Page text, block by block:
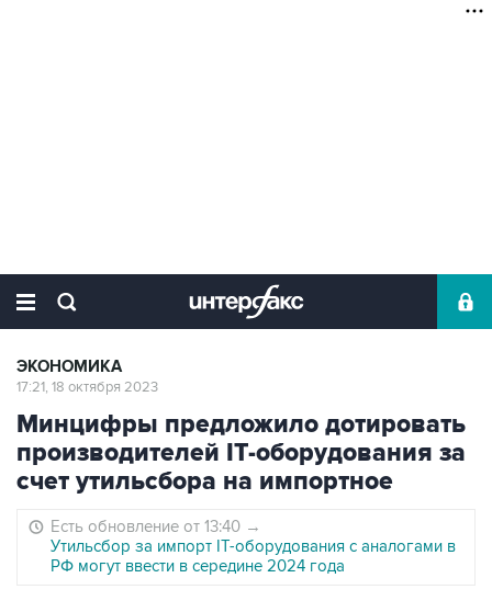
ЭКОНОМИКА
17:21, 18 октября 2023
Минцифры предложило дотировать
производителей IT-оборудования за
счет утильсбора на импортное
Есть обновление от 13:40 →
Утильсбор за импорт IT-оборудования с аналогами в
РФ могут ввести в середине 2024 года